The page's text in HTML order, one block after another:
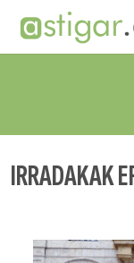
IRRADAKAK